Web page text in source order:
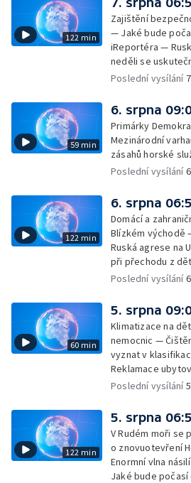
122 min
Zajištění
— Jaké bude
iReportéra —
neděli se
památek — Vila
atletice 2026 —
závislostí je
výškové budovy
Poslední vysílání
59 min
6. srpna
Primárky
Mezinárodní
zásahů horské
Poslední vysílání
122 min
6. srpna
Domácí a
Blízkém východě
Ruská agrese na
při přechodu z
Filmové premiéry
rakovinu prsu
Poslední vysílání
60 min
5. srpna
Klimatizace na
nemocnic —
vyznat v
Reklamace
dovolené kvůli
na dovolené v
dovolené v
u Malé Morávky
Poslední vysílání
122 min
5. srpna
V Rudém moři se
o znovuotevření
Enormní vlna
Jaké bude